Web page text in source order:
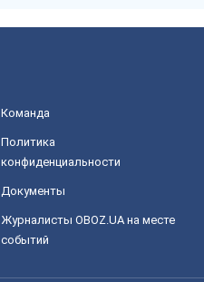
Команда
Политика
конфиденциальности
Документы
Журналисты OBOZ.UA на месте
событий